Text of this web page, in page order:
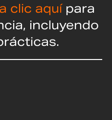
clic aquí para
incluyendo